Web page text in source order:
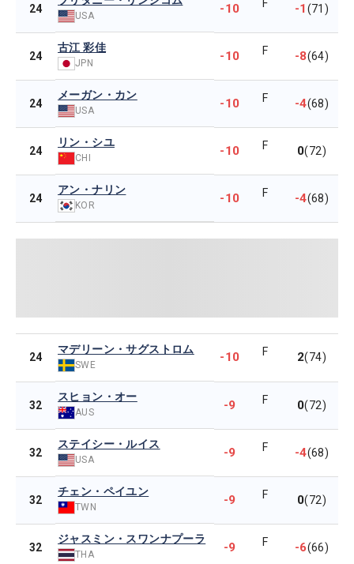
24
USA -10 F -1(71)
24
古江 彩佳
JPN -10 F -8(64)
24
メーガン・カン
USA -10 F -4(68)
24
リン・シユ
CHI -10 F 0(72)
24
アン・ナリン
KOR -10 F -4(68)
24
マデリーン・サグストロム
SWE
-10 F 2(74)
32
スヒョン・オー
AUS -9 F 0(72)
32
ステイシー・ルイス
USA -9 F -4(68)
32
チェン・ペイユン
TWN -9 F 0(72)
32
ジャスミン・スワンナプーラ
THA -9 F -6(66)